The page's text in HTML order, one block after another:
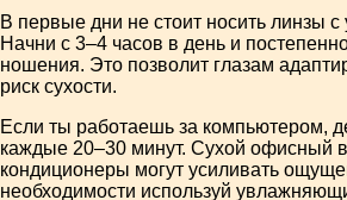
В первые дни не стоит носить линзы с
Начни с 3–4 часов в день и
ношения. Это позволит глазам
риск сухости.
Если ты работаешь за компьютером,
каждые 20–30 минут. Сухой офисный
кондиционеры могут усиливать
необходимости используй